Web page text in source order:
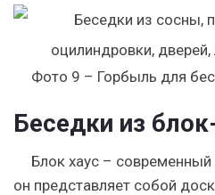
Фото 9 – Горбыль для
Беседки из
Блок хаус –
он представляет собой